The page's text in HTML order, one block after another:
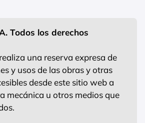
Todos los derechos
una reserva expresa de
y usos de las obras y otras
desde este sitio web a
mecánica u otros medios que